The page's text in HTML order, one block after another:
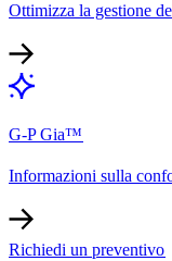
Ottimizza la gestione
G-P Gia™​​
Informazioni sulla
Richiedi un preventivo​​